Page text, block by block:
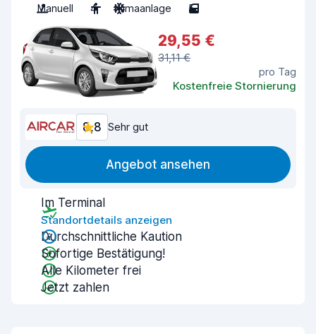
Manuell
4 Klimaanlage 5
29,55 €
31,11 €
pro Tag
Kostenfreie Stornierung
8,8 Sehr gut
Angebot ansehen
Im Terminal
Standortdetails anzeigen
Durchschnittliche Kaution
Sofortige Bestätigung!
Alle Kilometer frei
Jetzt zahlen